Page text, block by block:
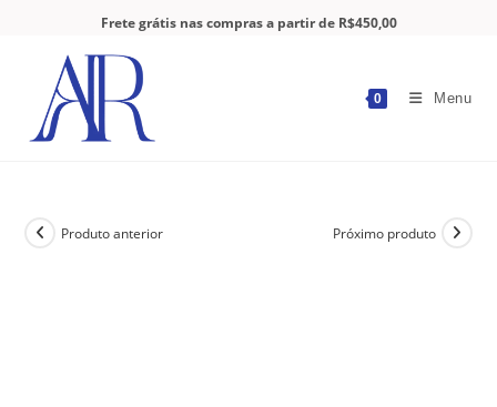
Frete grátis nas compras a partir de R$450,00
0 Menu
Produto anterior Próximo produto